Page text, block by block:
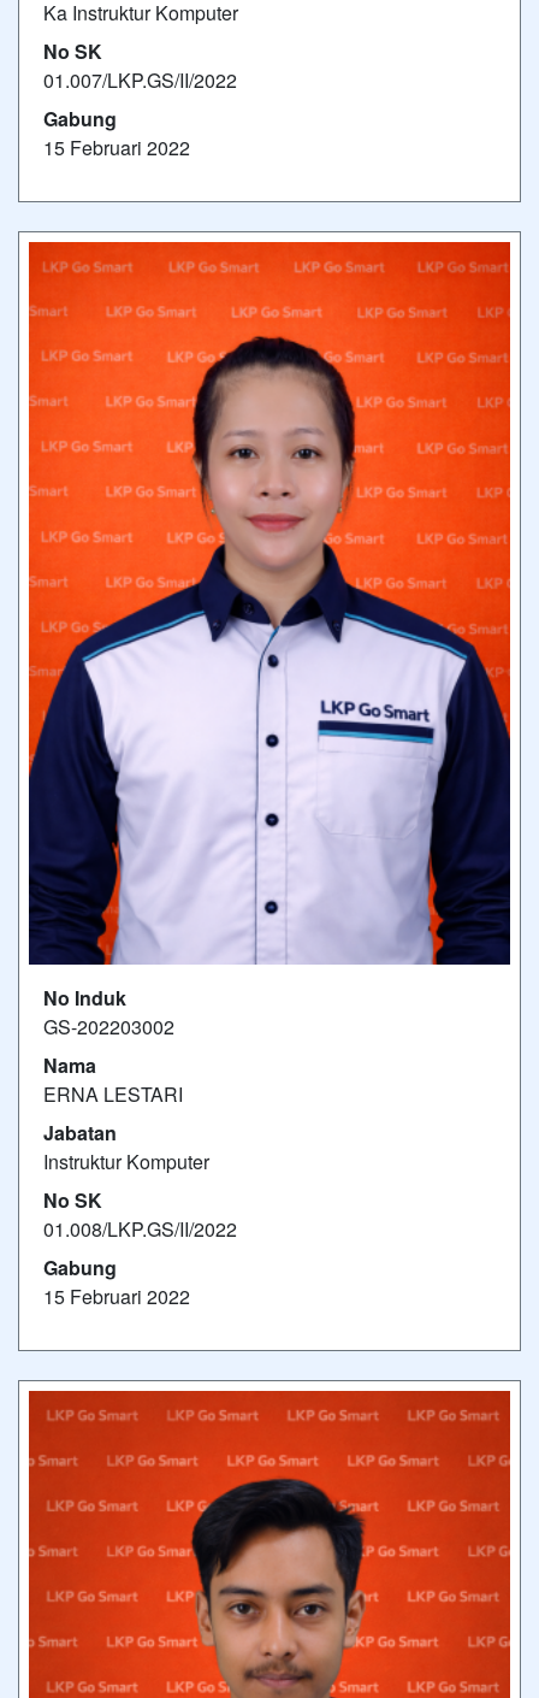
Ka Instruktur Komputer
No SK
01.007/LKP.GS/II/2022
Gabung
15 Februari 2022
No Induk
GS-202203002
Nama
ERNA LESTARI
Jabatan
Instruktur Komputer
No SK
01.008/LKP.GS/II/2022
Gabung
15 Februari 2022